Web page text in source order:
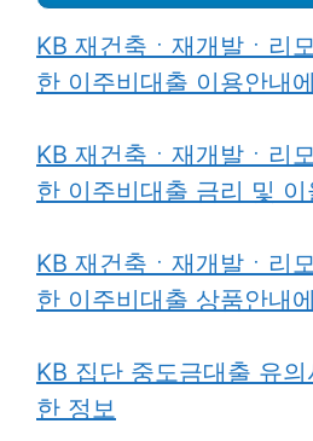
KB 재건축ㆍ재개발ㆍ리
한 이주비대출 이용안내
KB 재건축ㆍ재개발ㆍ리
한 이주비대출 금리 및
KB 재건축ㆍ재개발ㆍ리
한 이주비대출 상품안내
KB 집단 중도금대출 유
한 정보